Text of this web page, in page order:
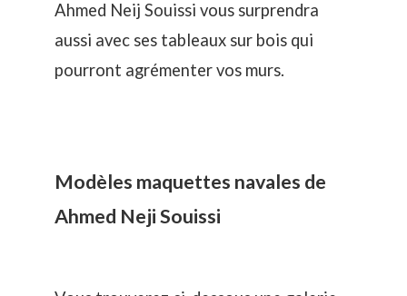
Ahmed Neij Souissi vous surprendra
aussi avec ses tableaux sur bois qui
pourront agrémenter vos murs.
Modèles maquettes navales de
Ahmed Neji Souissi